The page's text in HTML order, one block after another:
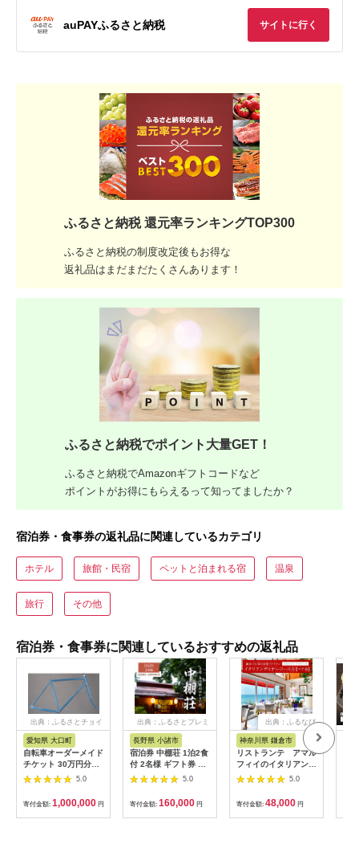
auPAYふるさと納税 サイトに行く
ふるさと納税 還元率ランキングTOP300
ふるさと納税の制度改定後もお得な
返礼品はまだまだたくさんあります！
ふるさと納税でポイント大量GET！
ふるさと納税でAmazonギフトコードなど
ポイントがお得にもらえるって知ってましたか？
宿泊券・食事券の返礼品に関連しているカテゴリ
ホテル 旅館・民宿 ペットと泊まれる宿 温泉
旅行 その他
宿泊券・食事券に関連しているおすすめの返礼品
出典：ふるさとチョイ
愛知県 大口町
自転車オーダーメイド
チケット 30万円分
【1360365】
5.0
寄付金額: 1,000,000 円
出典：ふるさとプレミ
長野県 小諸市
宿泊券 中棚荘 1泊2食
付 2名様 ギフト券 チ
ケット 券 宿泊 旅行
5.0
寄付金額: 160,000 円
出典：ふるなび
神奈川県 鎌倉市
リストランテ アマル
フィイのイタリアンデ
ィナーコースA ペア
5.0
寄付金額: 48,000 円